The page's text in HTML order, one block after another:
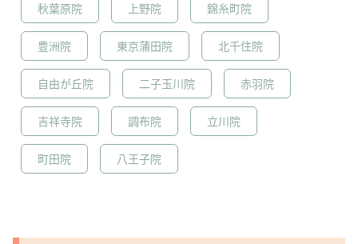
秋葉原院 上野院 錦糸町院
豊洲院 東京蒲田院 北千住院
自由が丘院 二子玉川院 赤羽院
吉祥寺院 調布院 立川院
町田院 八王子院